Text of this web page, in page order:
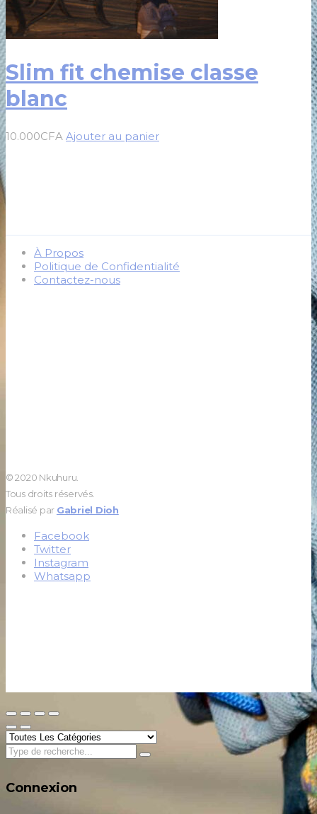
Slim fit chemise classe
blanc
10.000CFA Ajouter au panier
À Propos
Politique de Confidentialité
Contactez-nous
© 2020 Nkuhuru.
Tous droits réservés.
Réalisé par Gabriel Dioh
Facebook
Twitter
Instagram
Whatsapp
Connexion